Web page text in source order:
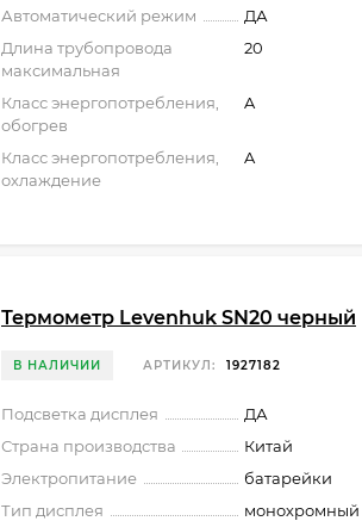
Автоматический режим
ДА
Длина трубопровода
максимальная
20
Класс энергопотребления,
обогрев
A
Класс энергопотребления,
охлаждение
A
Термометр Levenhuk SN20 черный
В НАЛИЧИИ АРТИКУЛ: 1927182
Подсветка дисплея
ДА
Страна производства
Китай
Электропитание
батарейки
Тип дисплея
монохромный